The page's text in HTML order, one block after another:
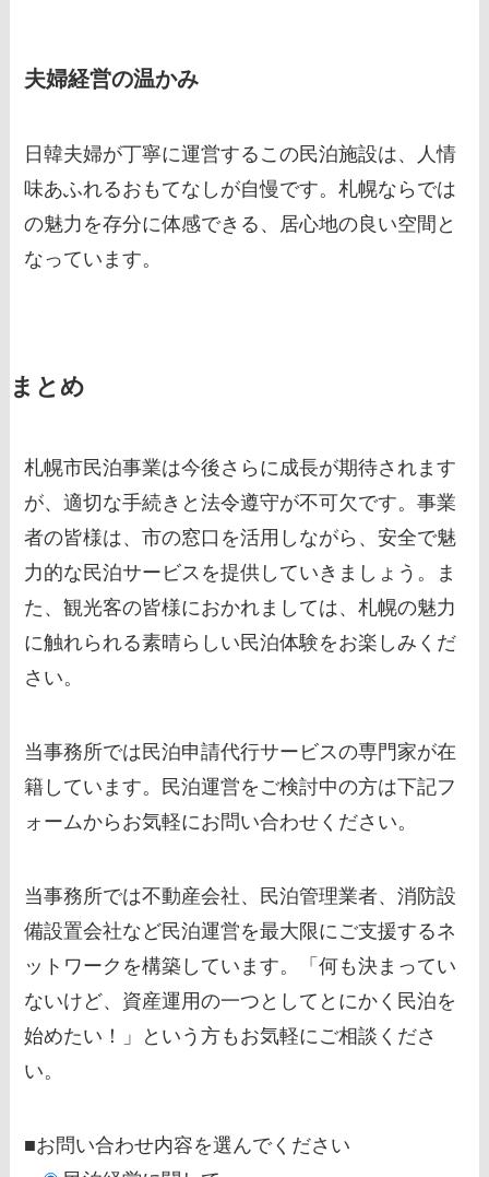
夫婦経営の温かみ
日韓夫婦が丁寧に運営するこの民泊施設は、人情
味あふれるおもてなしが自慢です。札幌ならでは
の魅力を存分に体感できる、居心地の良い空間と
なっています。
まとめ
札幌市民泊事業は今後さらに成長が期待されます
が、適切な手続きと法令遵守が不可欠です。事業
者の皆様は、市の窓口を活用しながら、安全で魅
力的な民泊サービスを提供していきましょう。ま
た、観光客の皆様におかれましては、札幌の魅力
に触れられる素晴らしい民泊体験をお楽しみくだ
さい。
当事務所では民泊申請代行サービスの専門家が在
籍しています。民泊運営をご検討中の方は下記フ
ォームからお気軽にお問い合わせください。
当事務所では不動産会社、民泊管理業者、消防設
備設置会社など民泊運営を最大限にご支援するネ
ットワークを構築しています。「何も決まってい
ないけど、資産運用の一つとしてとにかく民泊を
始めたい！」という方もお気軽にご相談くださ
い。
■お問い合わせ内容を選んでください